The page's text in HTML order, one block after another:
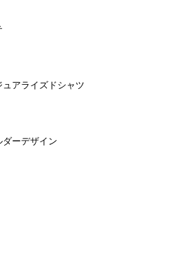
ュアライズドシャツ
ダーデザイン